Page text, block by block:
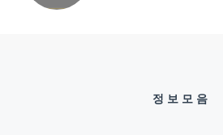
정보모음